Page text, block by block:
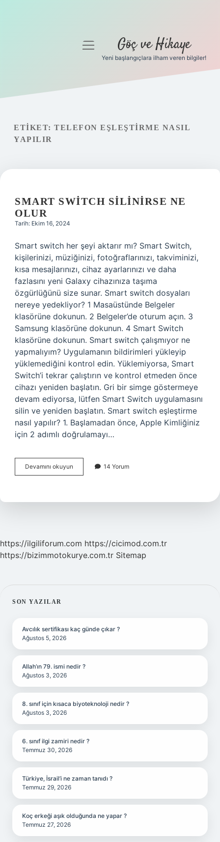
Gizlilik Politikası
Hakkımızda
menüyü
Göç ve Hikaye
Yeni başlangıçlara ilham veren bilgiler!
ETIKET: TELEFON EŞLEŞTIRME NASIL
YAPILIR
SMART SWITCH SILINIRSE NE
OLUR
Tarih: Ekim 16, 2024
Smart switch her şeyi aktarır mı? Smart Switch,
kişilerinizi, müziğinizi, fotoğraflarınızı, takviminizi,
kısa mesajlarınızı, cihaz ayarlarınızı ve daha
fazlasını yeni Galaxy cihazınıza taşıma
özgürlüğünü size sunar. Smart switch dosyaları
nereye yedekliyor? 1 Masaüstünde Belgeler
klasörüne dokunun. 2 Belgeler’de oturum açın. 3
Samsung klasörüne dokunun. 4 Smart Switch
klasörüne dokunun. Smart switch çalışmıyor ne
yapmalıyım? Uygulamanın bildirimleri yükleyip
yüklemediğini kontrol edin. Yüklemiyorsa, Smart
Switch’i tekrar çalıştırın ve kontrol etmeden önce
cihazı yeniden başlatın. Gri bir simge göstermeye
devam ediyorsa, lütfen Smart Switch uygulamasını
silin ve yeniden başlatın. Smart switch eşleştirme
nasıl yapılır? 1. Başlamadan önce, Apple Kimliğiniz
için 2 adımlı doğrulamayı…
Devamını okuyun
Switch
Olur
14 Yorum
https://ilgiliforum.com https://cicimod.com.tr
https://bizimmotokurye.com.tr Sitemap
SIDEBAR
SON YAZILAR
Avcılık sertifikası kaç günde çıkar ?
Ağustos 5, 2026
Allah’ın 79. ismi nedir ?
Ağustos 3, 2026
8. sınıf için kısaca biyoteknoloji nedir ?
Ağustos 3, 2026
6. sınıf ilgi zamiri nedir ?
Temmuz 30, 2026
Türkiye, İsrail’i ne zaman tanıdı ?
Temmuz 29, 2026
Koç erkeği aşık olduğunda ne yapar ?
Temmuz 27, 2026